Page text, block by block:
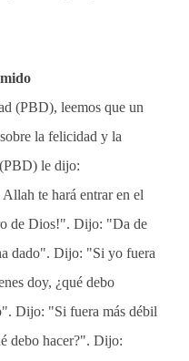
(PBD), leemos que un
la felicidad y la
le dijo:
te hará entrar en el
de Dios!". Dijo: "Da de
dado". Dijo: "Si yo fuera
doy, ¿qué debo
Dijo: "Si fuera más débil
debo hacer?". Dijo: